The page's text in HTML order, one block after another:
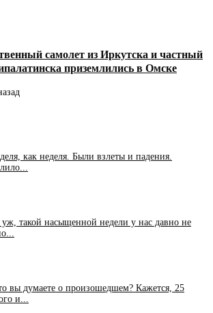
самолет из Иркутска и частный
приземлились в Омске
как неделя. Были взлеты и падения.
такой насыщенной недели у нас давно не
вы думаете о произошедшем? Кажется, 25
и...